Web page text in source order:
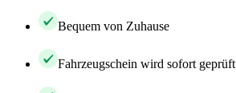
Bequem von Zuhause
Fahrzeugschein wird sofort geprüft